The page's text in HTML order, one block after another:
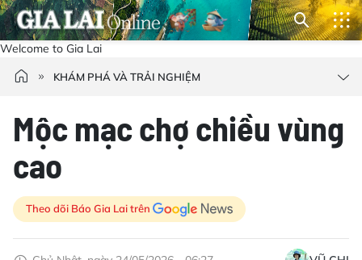
Welcome to Gia Lai
KHÁM PHÁ VÀ TRẢI NGHIỆM
Mộc mạc chợ chiều vùng
cao
Theo dõi Báo Gia Lai trên